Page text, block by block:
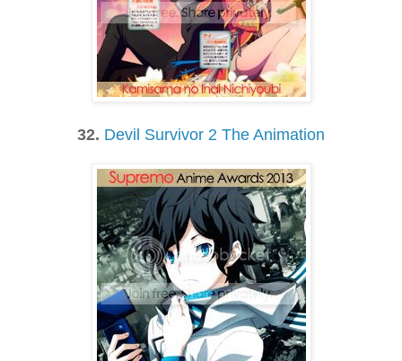
32. Devil Survivor 2 The Animation